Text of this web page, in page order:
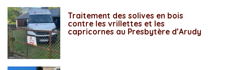
Traitement des solives en bois
contre les vrillettes et les
capricornes au Presbytère d’Arudy